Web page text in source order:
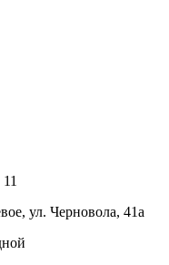
ул. Черновола, 41а